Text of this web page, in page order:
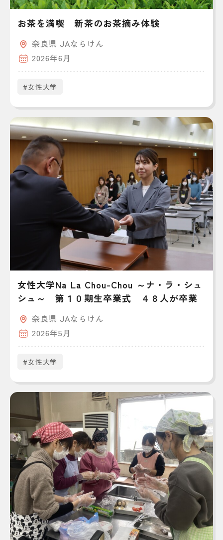
お茶を満喫 新茶のお茶摘み体験
奈良県 JAならけん
2026年6月
#女性大学
女性大学Na La Chou-Chou ～ナ・ラ・シュ
シュ～ 第１０期生卒業式 ４８人が卒業
奈良県 JAならけん
2026年5月
#女性大学